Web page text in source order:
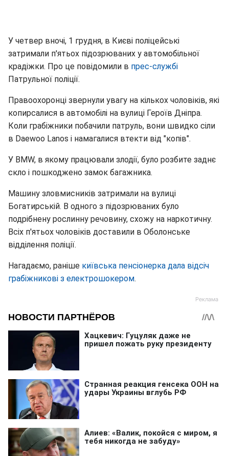
У четвер вночі, 1 грудня, в Києві поліцейські
затримали п'ятьох підозрюваних у автомобільної
крадіжки. Про це повідомили в прес-службі
Патрульної поліції.
Правоохоронці звернули увагу на кількох чоловіків, які
копирсалися в автомобілі на вулиці Героїв Дніпра.
Коли грабіжники побачили патруль, вони швидко сіли
в Daewoo Lanos і намагалися втекти від "копів".
У BMW, в якому працювали злодії, було розбите заднє
скло і пошкоджено замок багажника.
Машину зловмисників затримали на вулиці
Богатирській. В одного з підозрюваних було
подрібнену рослинну речовину, схожу на наркотичну.
Всіх п'ятьох чоловіків доставили в Оболонське
відділення поліції.
Нагадаємо, раніше київська пенсіонерка дала відсіч
грабіжникові з електрошокером.